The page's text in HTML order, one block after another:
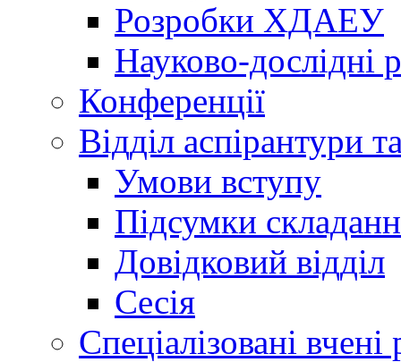
Розробки ХДАЕУ
Науково-дослідні
Конференції
Відділ аспірантури
Умови вступу
Підсумки
Довідковий відділ
Сесія
Спеціалізовані вчені